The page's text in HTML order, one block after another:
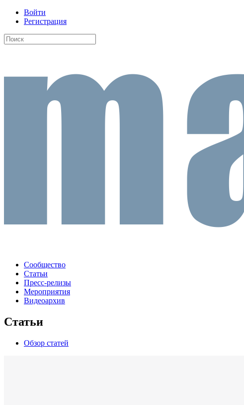
Войти
Регистрация
Сообщество
Статьи
Пресс-релизы
Мероприятия
Видеоархив
Статьи
Обзор статей